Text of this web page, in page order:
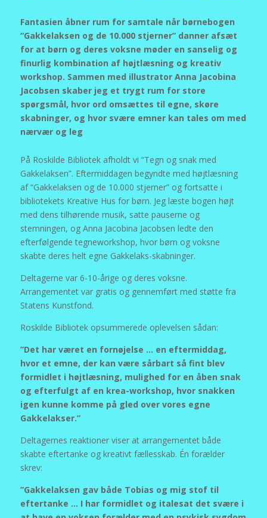
Fantasien åbner rum for samtale når børnebogen
“Gakkelaksen og de 10.000 stjerner” danner afsæt
for at børn og deres voksne møder en sanselig og
finurlig kombination af højtlæsning og kreativ
workshop. Sammen med illustrator Anna Jacobina
Jacobsen skaber jeg et trygt rum for store
spørgsmål, hvor ord omsættes til egne, skøre
skabninger, og hvor svære emner kan tales om med
nærvær og leg
På Roskilde Bibliotek afholdt vi “Tegn og snak med
Gakkelaksen”. Eftermiddagen begyndte med højtlæsning
af “Gakkelaksen og de 10.000 stjerner” og fortsatte i
bibliotekets Kreative Hus for børn. Jeg læste bogen højt
med dens tilhørende musik, satte pauserne og
stemningen, og Anna Jacobina Jacobsen ledte den
efterfølgende tegneworkshop, hvor børn og voksne
skabte deres helt egne Gakkelaks-skabninger.
Deltagerne var 6-10-årige og deres voksne.
Arrangementet var gratis og gennemført med støtte fra
Statens Kunstfond.
Roskilde Bibliotek opsummerede oplevelsen sådan:
”Det har været en fornøjelse … en eftermiddag,
hvor et emne, der kan være sårbart så fint blev
formidlet i højtlæsning, mulighed for en åben snak
og efterfulgt af en krea-workshop, hvor snakken
igen kunne komme på gled over vores egne
Gakkelakser.”
Deltagernes reaktioner viser at arrangementet både
skabte eftertanke og kreativt fællesskab. Én forælder
skrev:
”Gakkelaksen gav både Tobias og mig stof til
eftertanke … I har formidlet og italesat det svære i